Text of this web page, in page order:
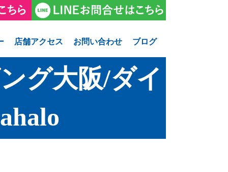
店舗アクセス お問い合わせ ブログ
グ大阪/ダイ